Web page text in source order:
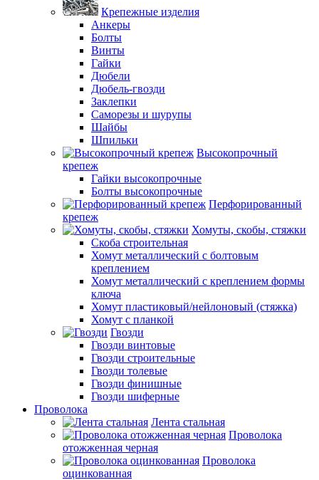
Крепежные изделия
Анкеры
Болты
Винты
Гайки
Дюбели
Дюбель-гвозди
Заклепки
Саморезы и шурупы
Шайбы
Шпильки
Высокопрочный
крепеж
Гайки высокопрочные
Болты высокопрочные
Перфорированный
крепеж
Хомуты, скобы, стяжки
Скоба строительная
Хомут металлический с болтовым
креплением
Хомут металлический с креплением формы
ключа
Хомут пластиковый/нейлоновый (стяжка)
Хомут с планкой
Гвозди
Гвозди винтовые
Гвозди строительные
Гвозди толевые
Гвозди финишные
Гвозди шиферные
Проволока
Лента стальная
Проволока
отожженная черная
Проволока
оцинкованная